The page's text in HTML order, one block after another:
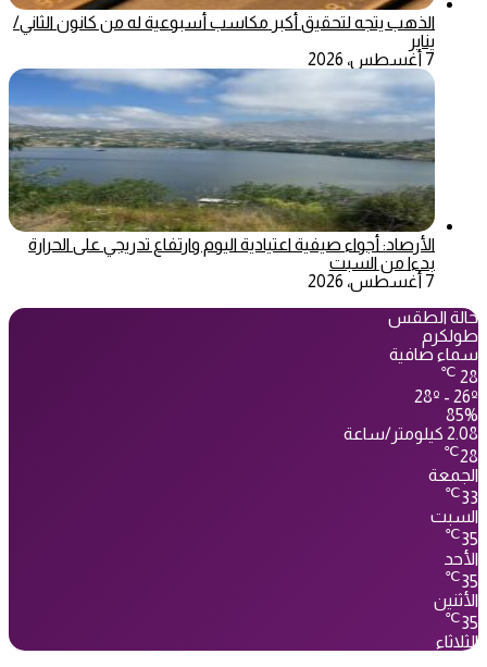
الذهب يتجه لتحقيق أكبر مكاسب أسبوعية له من كانون الثاني/
يناير
7 أغسطس، 2026
الأرصاد: أجواء صيفية اعتيادية اليوم وارتفاع تدريجي على الحرارة
بدءا من السبت
7 أغسطس، 2026
حالة الطقس
طولكرم
سماء صافية
28
℃
28º - 26º
85%
2.08 كيلومتر/ساعة
28
℃
الجمعة
33
℃
السبت
35
℃
الأحد
35
℃
الأثنين
35
℃
الثلاثاء